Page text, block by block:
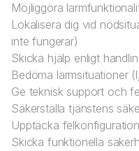
Möjliggöra
Lokalisera dig vid
inte fungerar)
Skicka hjälp enligt
Bedöma larmsituationer
Ge teknisk support och
Säkerställa tjänstens
Upptäcka
Skicka funktionella